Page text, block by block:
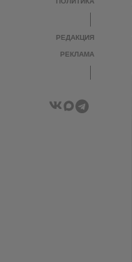
РЕДАКЦИЯ
РЕКЛАМА